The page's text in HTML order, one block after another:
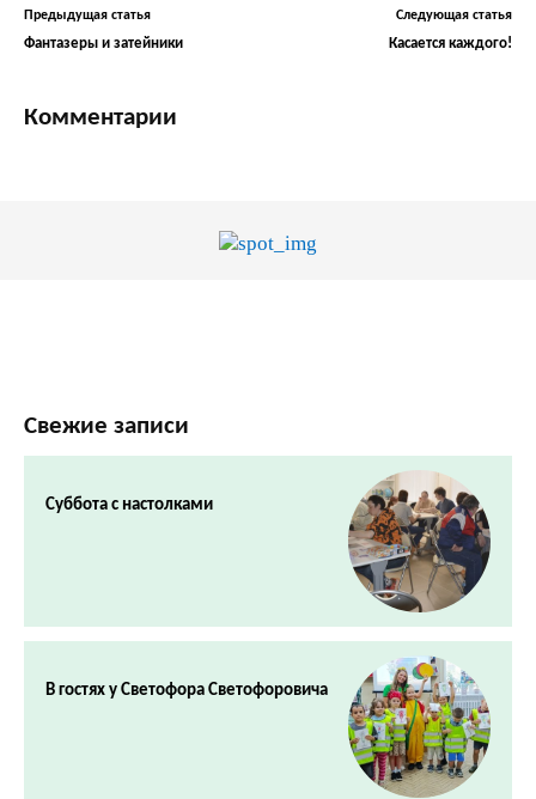
Предыдущая статья
Фантазеры и затейники
Следующая статья
Касается каждого!
Комментарии
Свежие записи
Суббота с настолками
В гостях у Светофора Светофоровича